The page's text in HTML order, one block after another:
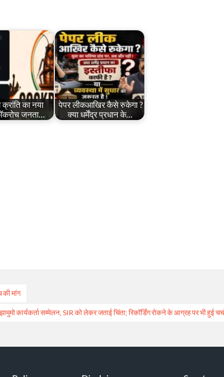
का नया
जनता…
पेपर लीकआखिर कैसे रुकेगा ?
क्या धर्मेंद्र प्रधान के…
की मांग
कार्यकर्ता सम्मेलन, SIR को लेकर जताई चिंता; रिकॉर्डिंग रोकने के आग्रह पर भी हुई